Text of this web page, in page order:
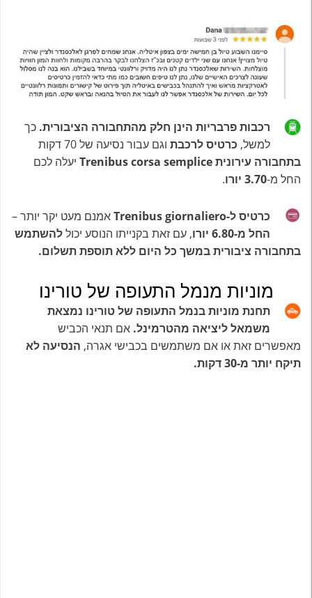
רכבות פרבריות הינן חלק מהתחבורה הציבורית. כך
למשל, כרטיס לרכבת וגם עבור נסיעה של 70 דקות
בתחבורה עירונית Trenibus corsasemplice
יעלה לכם
החל מ-3.70 יורו .
כרטיס ל-Trenibus giornaliero
אמנם מעט יקר יותר –
החל מ-6.80 יורו
, עם זאת בקנייתו הנוסע יכוללהשתמש
בתחבורה ציבורית במשך כל היום ללא תוספת תשלום.
מוניות מנמל התעופה של טורינו
תחנת מוניות בנמל התעופה של טורינו נמצאת
משמאל ליציאה מהטרמינל. אם תנאי הכביש
מאפשרים זאת או אם משתמשים בכבישי אגרה, הנסיעה לא
תיקח יותר מ-30 דקות.